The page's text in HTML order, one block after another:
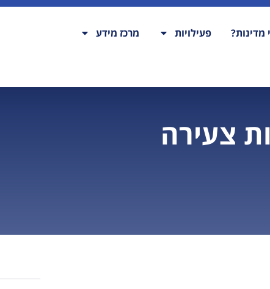
פעילויות מרכז מידע
צעירה